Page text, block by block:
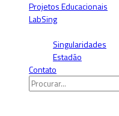
Projetos Educacionais
LabSing
Singularidades
Estadão
Contato